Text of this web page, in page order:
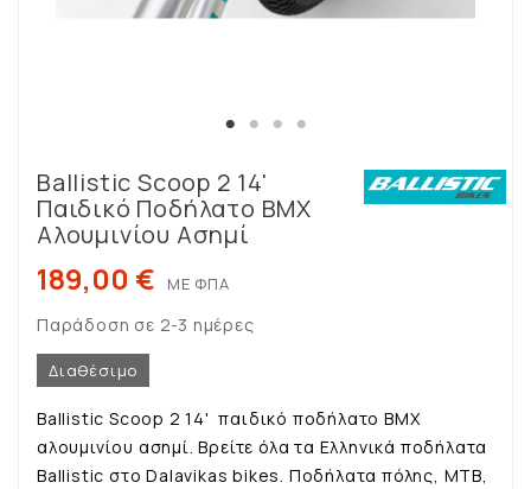
Ballistic Scoop 2 14'
Παιδικό Ποδήλατο BMX
Αλουμινίου Ασημί
189,00 € ΜΕ ΦΠΑ
Παράδοση σε 2-3 ημέρες
Διαθέσιμο
Ballistic Scoop 2 14' παιδικό ποδήλατο BMX
αλουμινίου ασημί. Βρείτε όλα τα Ελληνικά ποδήλατα
Ballistic στο Dalavikas bikes. Ποδήλατα πόλης, ΜΤΒ,